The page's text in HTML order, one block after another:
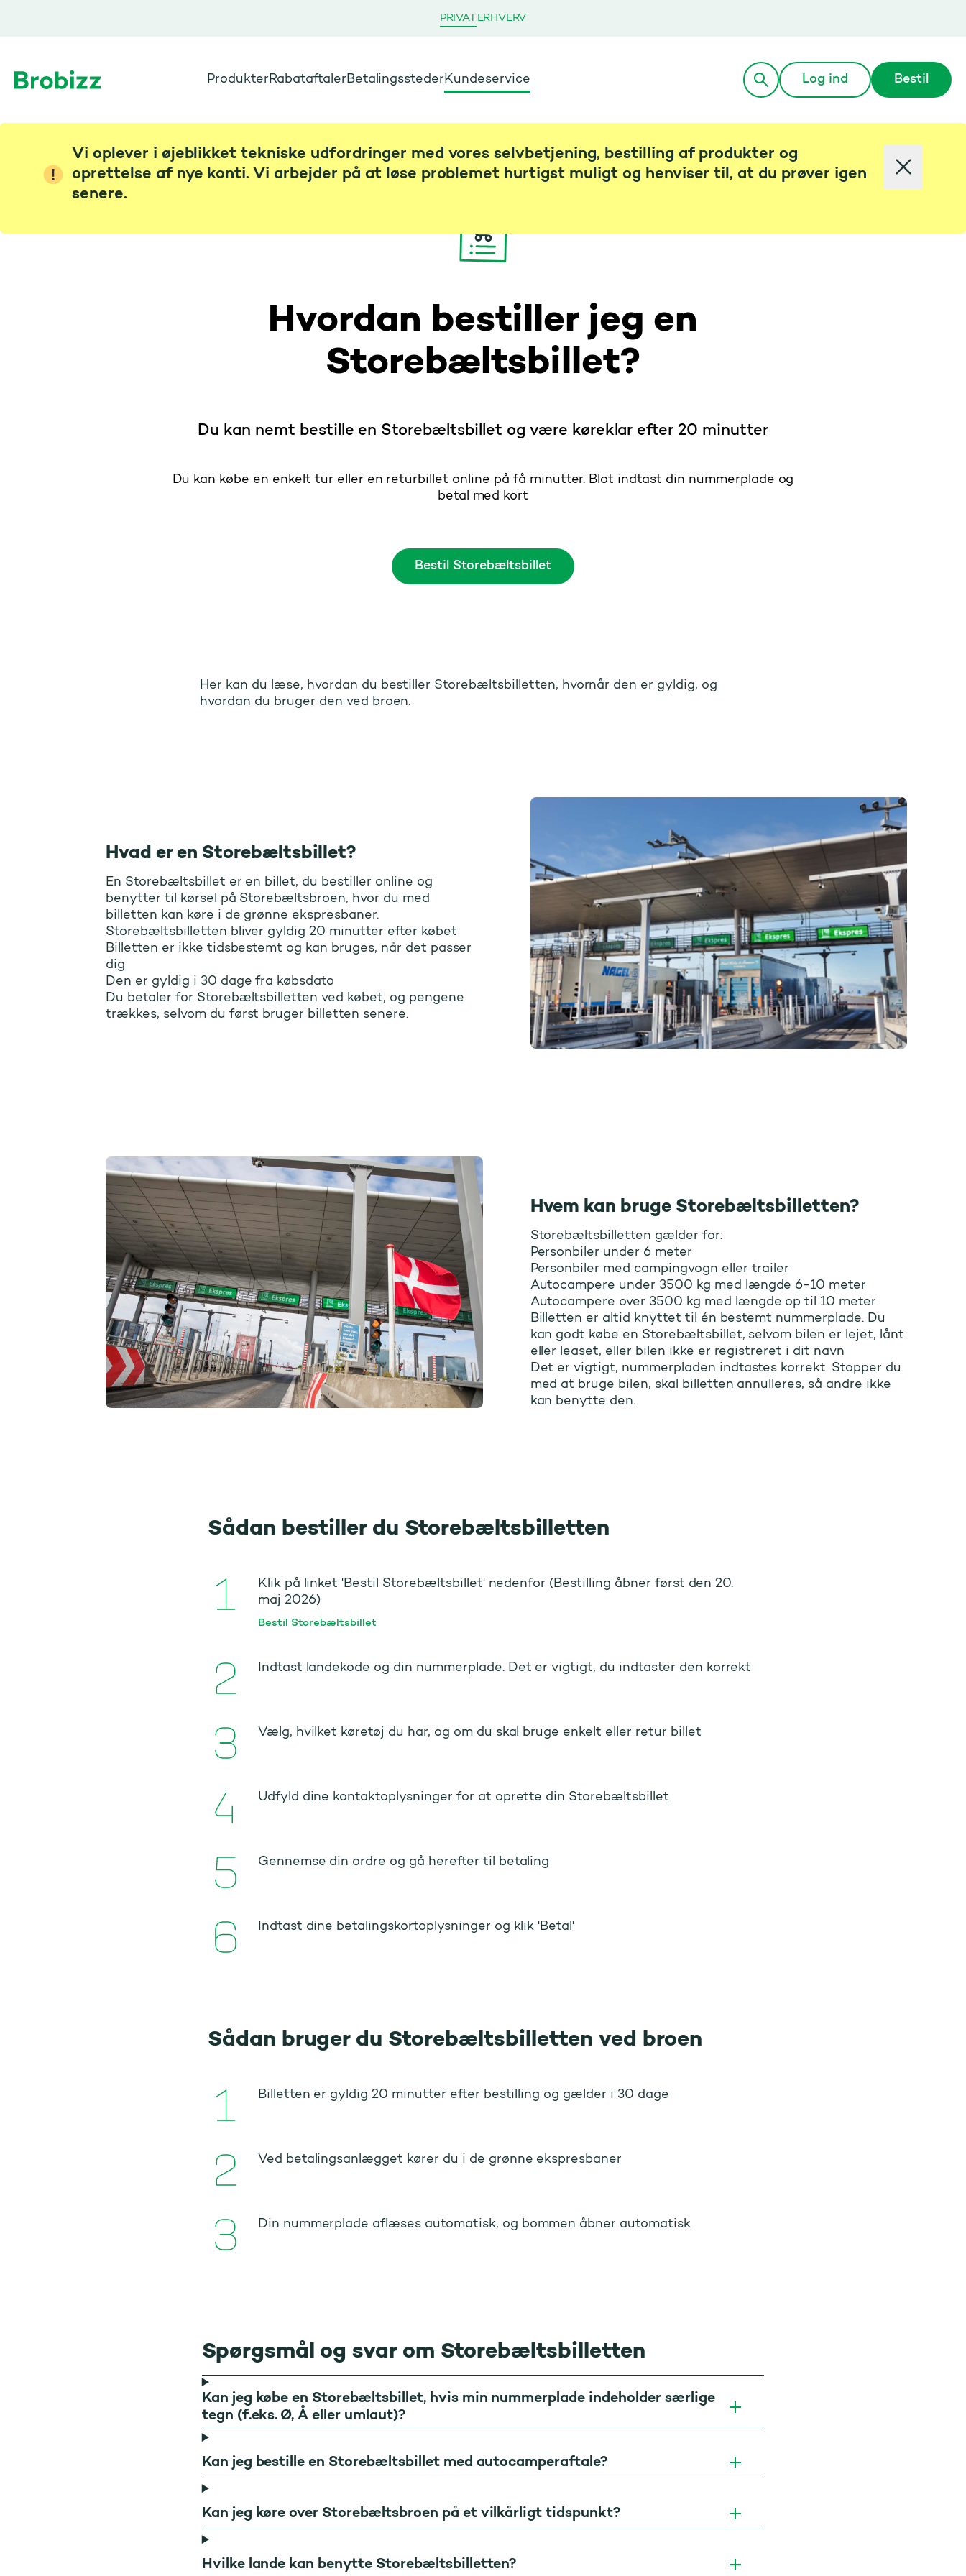
PRIVAT ERHVERV
Produkter Rabataftaler Betalingssteder Kundeservice Log ind Bestil
Vi oplever i øjeblikket tekniske udfordringer med vores selvbetjening, bestilling af produkter og
oprettelse af nye konti. Vi arbejder på at løse problemet hurtigst muligt og henviser til, at du prøver igen
senere.
Hvordan bestiller jeg en
Storebæltsbillet?
Du kan nemt bestille en Storebæltsbillet og være køreklar efter 20 minutter
Du kan købe en enkelt tur eller en returbillet online på få minutter. Blot indtast din nummerplade og
betal med kort
Bestil Storebæltsbillet
info om storebæltsbilletten
Her kan du læse, hvordan du bestiller Storebæltsbilletten, hvornår den er gyldig, og
hvordan du bruger den ved broen.
Hvad er en Storebæltsbillet?
En Storebæltsbillet er en billet, du bestiller online og
benytter til kørsel på Storebæltsbroen, hvor du med
billetten kan køre i de grønne ekspresbaner.
Storebæltsbilletten bliver gyldig 20 minutter efter købet
Billetten er ikke tidsbestemt og kan bruges, når det passer
dig
Den er gyldig i 30 dage fra købsdato
Du betaler for Storebæltsbilletten ved købet, og pengene
trækkes, selvom du først bruger billetten senere.
Hvem kan bruge Storebæltsbilletten?
Storebæltsbilletten gælder for:
Personbiler under 6 meter
Personbiler med campingvogn eller trailer
Autocampere under 3500 kg med længde 6-10 meter
Autocampere over 3500 kg med længde op til 10 meter
Billetten er altid knyttet til én bestemt nummerplade. Du
kan godt købe en Storebæltsbillet, selvom bilen er lejet, lånt
eller leaset, eller bilen ikke er registreret i dit navn
Det er vigtigt, nummerpladen indtastes korrekt. Stopper du
med at bruge bilen, skal billetten annulleres, så andre ikke
kan benytte den.
Sådan bestiller du Storebæltsbilletten
Klik på linket 'Bestil Storebæltsbillet' nedenfor (Bestilling åbner først den 20.
maj 2026)
Bestil Storebæltsbillet
Indtast landekode og din nummerplade. Det er vigtigt, du indtaster den korrekt
Vælg, hvilket køretøj du har, og om du skal bruge enkelt eller retur billet
Udfyld dine kontaktoplysninger for at oprette din Storebæltsbillet
Gennemse din ordre og gå herefter til betaling
Indtast dine betalingskortoplysninger og klik 'Betal'
Sådan bruger du Storebæltsbilletten ved broen
Billetten er gyldig 20 minutter efter bestilling og gælder i 30 dage
Ved betalingsanlægget kører du i de grønne ekspresbaner
Din nummerplade aflæses automatisk, og bommen åbner automatisk
Spørgsmål og svar om Storebæltsbilletten
Kan jeg købe en Storebæltsbillet, hvis min nummerplade indeholder særlige
tegn (f.eks. Ø, Å eller umlaut)?
Kan jeg bestille en Storebæltsbillet med autocamperaftale?
Kan jeg køre over Storebæltsbroen på et vilkårligt tidspunkt?
Hvilke lande kan benytte Storebæltsbilletten?